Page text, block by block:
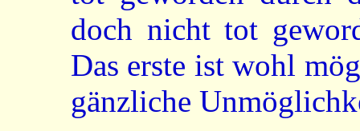
doch nicht tot
Das erste ist wohl
gänzliche